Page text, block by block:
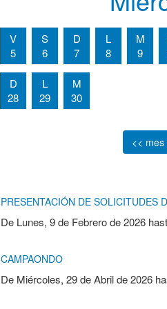
V
5
S
6
D
7
L
8
M
9
D
28
L
29
M
30
<<
PRESENTACIÓN DE SOLICITUDES
De Lunes, 9 de Febrero de 2026
CAMPAONDO
De Miércoles, 29 de Abril de 2026